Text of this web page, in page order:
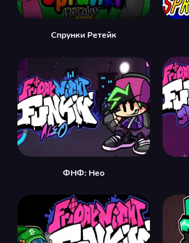
Спрунки Ретейк
ФНФ: Нео